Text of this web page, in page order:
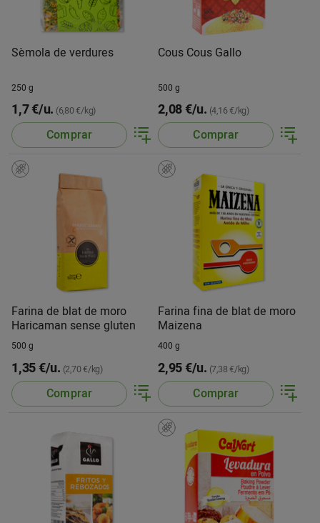
Sèmola de verdures
250 g
1,7 €/u. (6,80 €/kg)
Comprar
Cous Cous Gallo
500 g
2,08 €/u. (4,16 €/kg)
Comprar
Farina de blat de moro
Haricaman sense gluten
500 g
1,35 €/u. (2,70 €/kg)
Comprar
Farina fina de blat de moro
Maizena
400 g
2,95 €/u. (7,38 €/kg)
Comprar